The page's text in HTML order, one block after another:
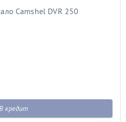
Camshel DVR 250
кредит